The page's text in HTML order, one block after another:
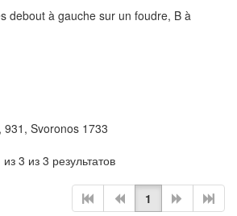
debout à gauche sur un foudre, B à
Svoronos 1733
3 из 3 результатов
1